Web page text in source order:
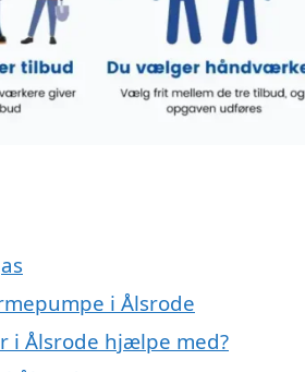
i Ålsrode
i Ålsrode hjælpe med?